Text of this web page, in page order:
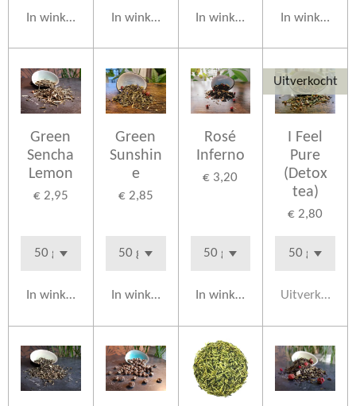
In winkelwagen In winkelwagen In winkelwagen In
Green
Sencha
Lemon
€ 2,95
In winkelwagen
Green
Sunshin
e
€ 2,85
In winkelwagen
Rosé
Inferno
€ 3,20
In winkelwagen
Uitverkocht
I Feel
Pure
(Detox
tea)
€ 2,80
Uitverkocht